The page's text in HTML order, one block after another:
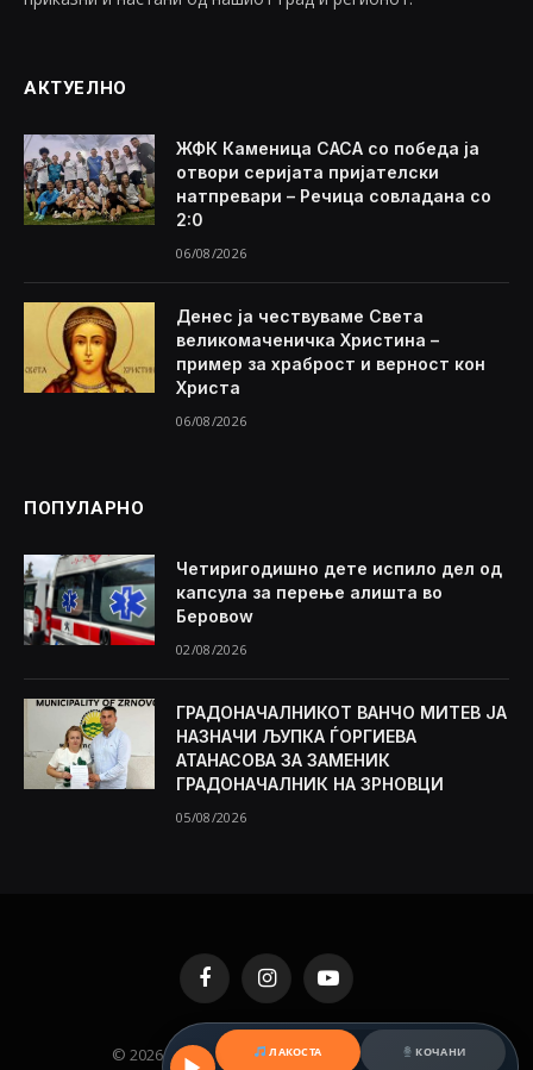
АКТУЕЛНО
ЖФК Каменица САСА со победа ја
отвори серијата пријателски
натпревари – Речица совладана со
2:0
06/08/2026
Денес ја чествуваме Света
великомаченичка Христина –
пример за храброст и верност кон
Христа
06/08/2026
ПОПУЛАРНО
Четиригодишно дете испило дел од
капсула за перење алишта во
Беровоw
02/08/2026
ГРАДОНАЧАЛНИКОТ ВАНЧО МИТЕВ ЈА
НАЗНАЧИ ЉУПКА ЃОРГИЕВА
АТАНАСОВА ЗА ЗАМЕНИК
ГРАДОНАЧАЛНИК НА ЗРНОВЦИ
05/08/2026
FacebookInstagramYouTube
© 2026 KAMENICA.MK. Designed by MKNET.
ЛАКОСТА КОЧАНИ